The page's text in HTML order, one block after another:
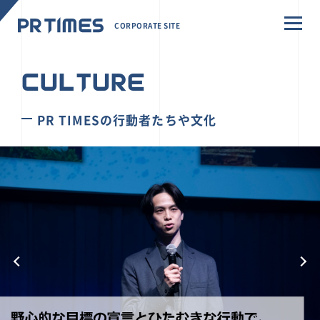
CORPORATE SITE
CULTURE
PR TIMESの行動者たちや文化